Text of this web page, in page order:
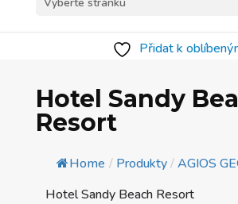
Přidat k
Hotel Sandy
Resort
Home / Produkty/AGIOS
Hotel Sandy Beach Resort